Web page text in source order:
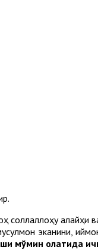
соллаллоҳу алайҳи
эканини,
мўмин ҳолатида